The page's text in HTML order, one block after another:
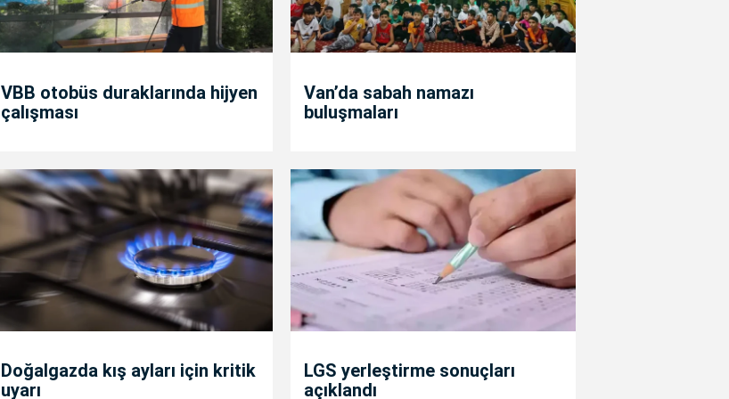
VBB otobüs duraklarında hijyen
çalışması
Van’da sabah namazı
buluşmaları
Doğalgazda kış ayları için kritik
uyarı
LGS yerleştirme sonuçları
açıklandı